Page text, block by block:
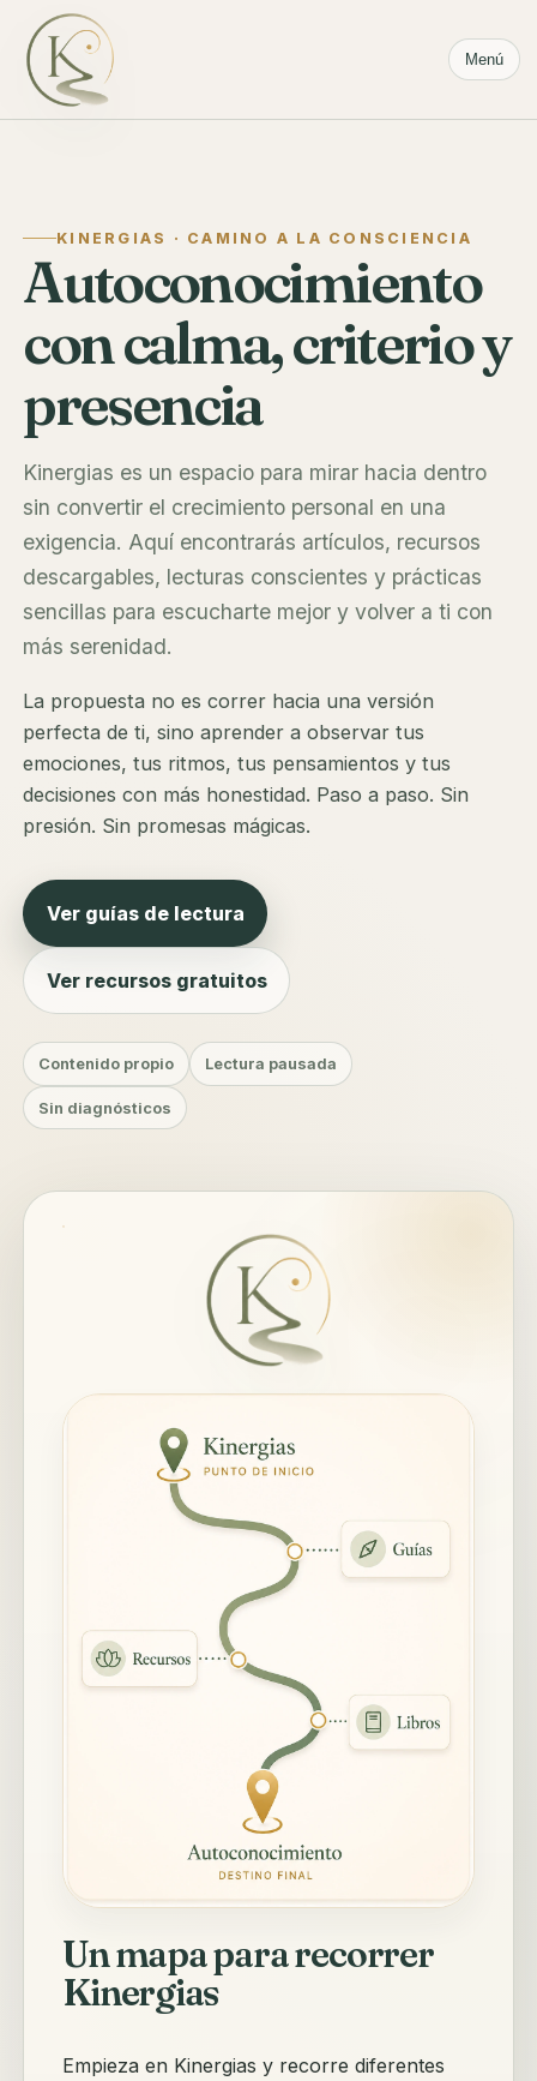
Menú
KINERGIAS · CAMINO A LA CONSCIENCIA
Autoconocimiento
con calma, criterio y
presencia
Kinergias es un espacio para mirar hacia dentro
sin convertir el crecimiento personal en una
exigencia. Aquí encontrarás artículos, recursos
descargables, lecturas conscientes y prácticas
sencillas para escucharte mejor y volver a ti con
más serenidad.
La propuesta no es correr hacia una versión
perfecta de ti, sino aprender a observar tus
emociones, tus ritmos, tus pensamientos y tus
decisiones con más honestidad. Paso a paso. Sin
presión. Sin promesas mágicas.
Ver guías de lectura
Ver recursos gratuitos
Contenido propio Lectura pausada
Sin diagnósticos
Un mapa para recorrer
Kinergias
Empieza en Kinergias y recorre diferentes